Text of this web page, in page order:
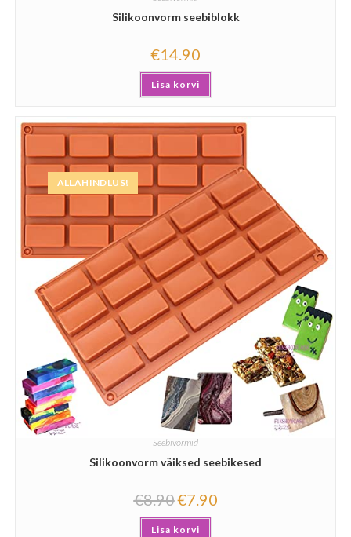
Silikoonvorm seebiblokk
€14.90
Lisa korvi
ALLAHINDLUS!
Seebivormid
Silikoonvorm väiksed seebikesed
€8.90€7.90
Lisa korvi